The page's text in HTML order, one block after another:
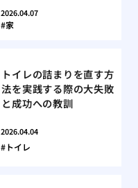
2026.04.07
家
トイレの詰まりを直す方
法を実践する際の大失敗
と成功への教訓
2026.04.04
トイレ